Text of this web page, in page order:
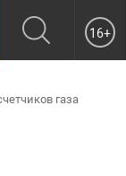
16+
газа